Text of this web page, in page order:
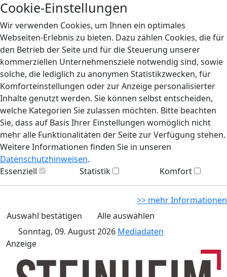
Cookie-Einstellungen
Wir verwenden Cookies, um Ihnen ein optimales
Webseiten-Erlebnis zu bieten. Dazu zählen Cookies, die für
den Betrieb der Seite und für die Steuerung unserer
kommerziellen Unternehmensziele notwendig sind, sowie
solche, die lediglich zu anonymen Statistikzwecken, für
Komforteinstellungen oder zur Anzeige personalisierter
Inhalte genutzt werden. Sie können selbst entscheiden,
welche Kategorien Sie zulassen möchten. Bitte beachten
Sie, dass auf Basis Ihrer Einstellungen womöglich nicht
mehr alle Funktionalitäten der Seite zur Verfügung stehen.
Weitere Informationen finden Sie in unseren
Datenschutzhinweisen.
Essenziell
Statistik Komfort
>> mehr Informationen
Auswahl bestätigen
Alle auswählen
Sonntag, 09. August 2026 Mediadaten
Anzeige